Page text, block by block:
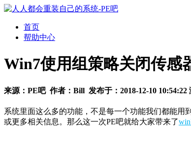
首页
帮助中心
Win7使用组策略关闭传感
来源： PE吧作者： Bill 发布于： 2018-12-10 10:54:22
系统里面这么多的功能，不是每一个功能我们都能用
或更多相关信息。那么这一次PE吧就给大家带来了